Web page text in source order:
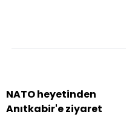
NATO heyetinden
Anıtkabir'e ziyaret